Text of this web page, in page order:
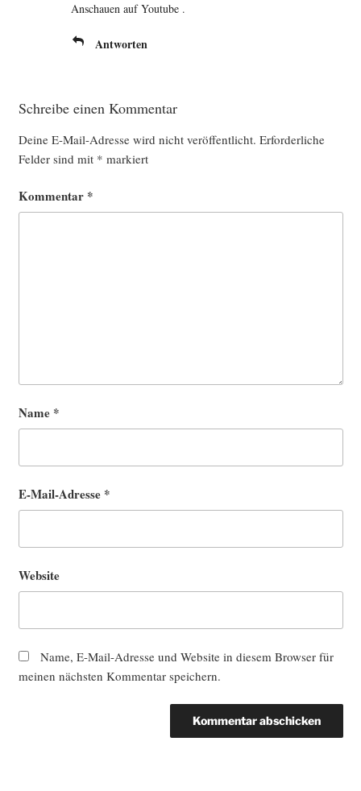
Anschau­en auf You­tube .
Antworten
Schreibe einen Kommentar
Deine E-Mail-Adresse wird nicht veröffentlicht. Erforderliche
Felder sind mit * markiert
Kommentar *
Name *
E-Mail-Adresse *
Website
Name, E-Mail-Adresse und Website in diesem Browser für
meinen nächsten Kommentar speichern.